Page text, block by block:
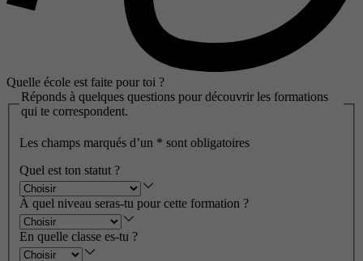
Quelle école est faite pour toi ?
Réponds à quelques questions pour découvrir les formations
qui te correspondent.
Les champs marqués d’un * sont obligatoires
Quel est ton statut ?
À quel niveau seras-tu pour cette formation ?
En quelle classe es-tu ?